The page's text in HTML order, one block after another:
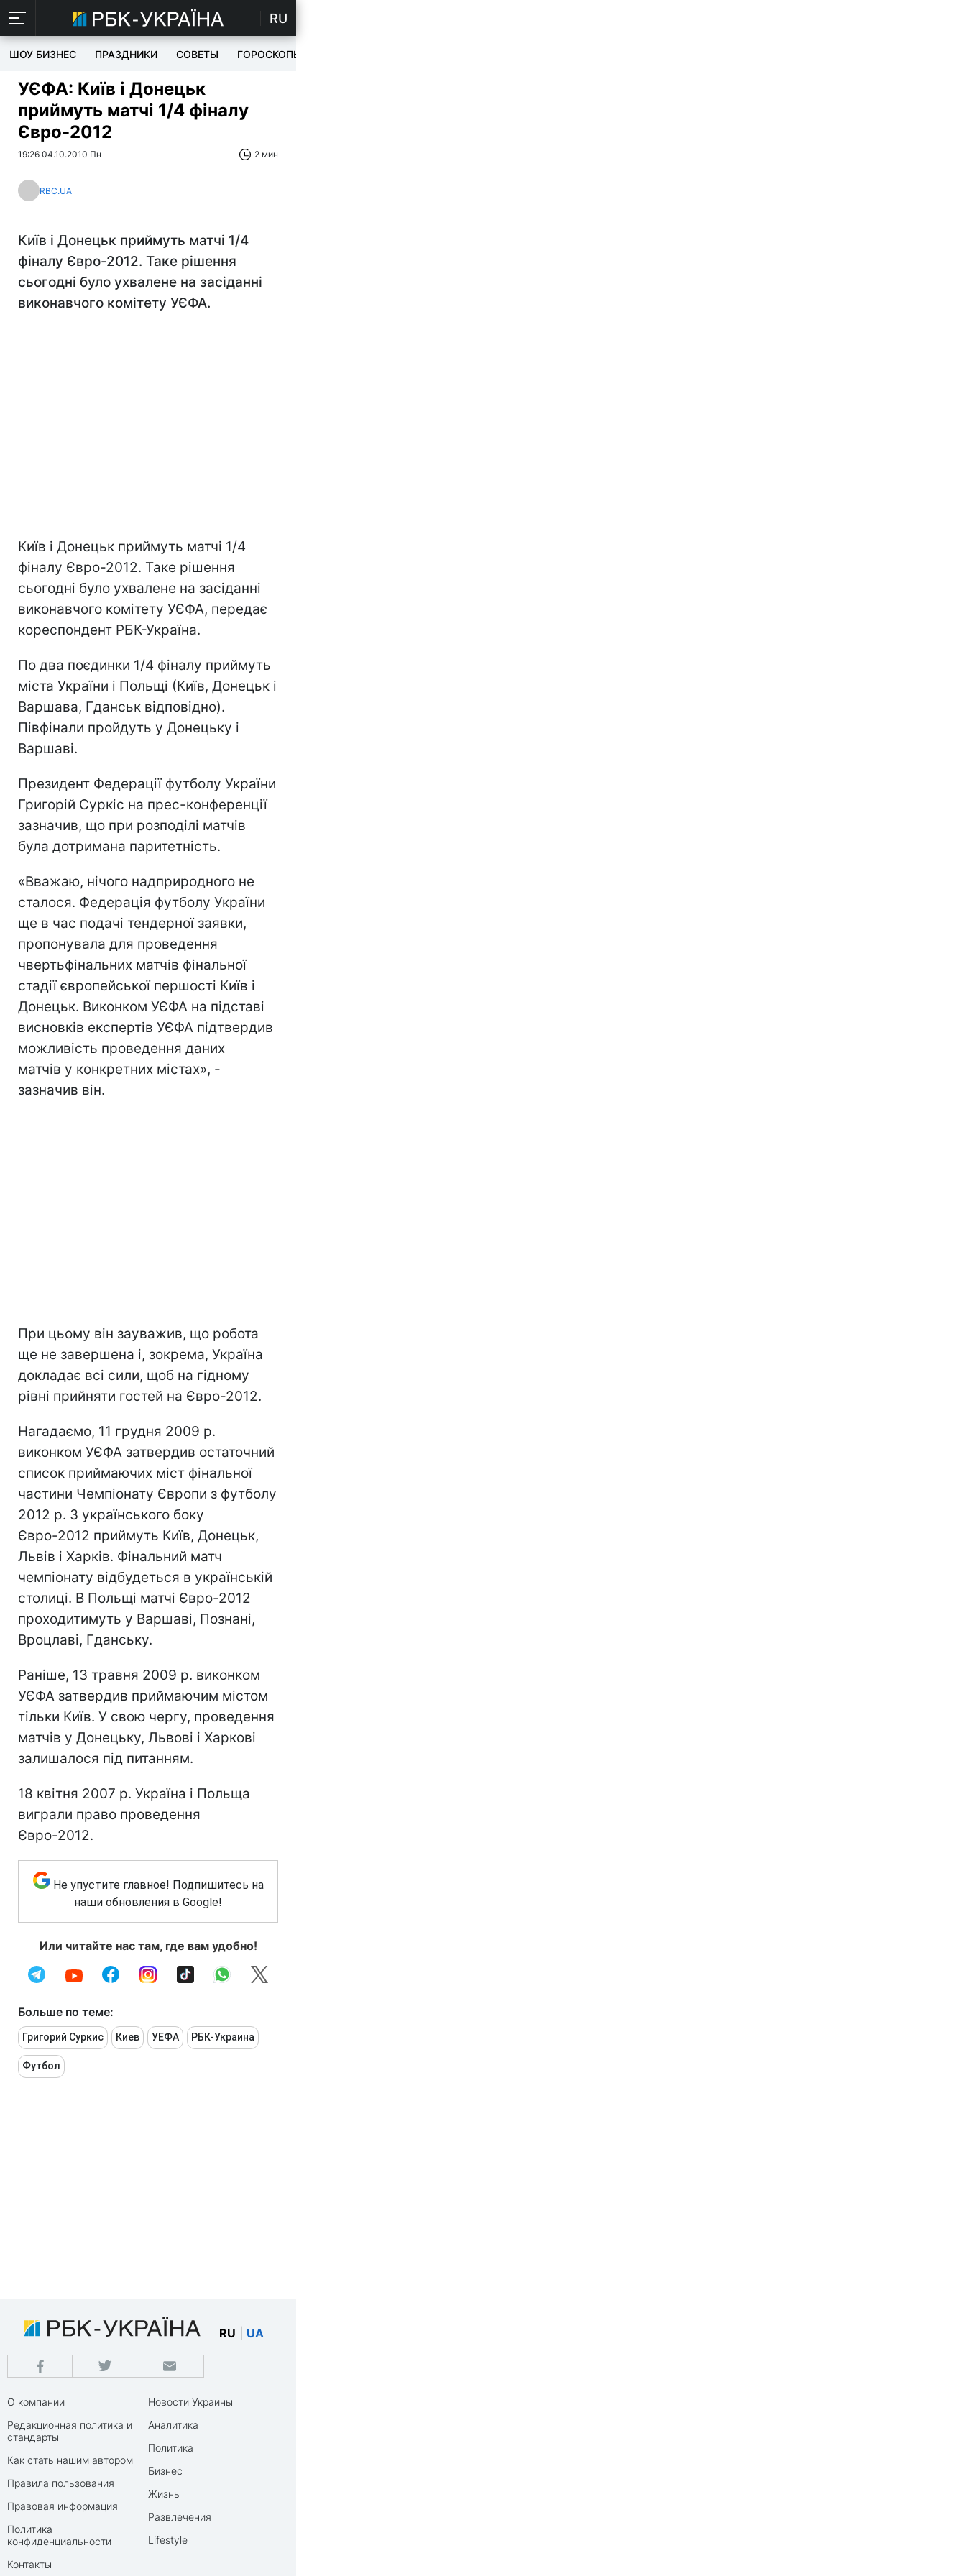
RU
ШОУ БИЗНЕС ПРАЗДНИКИ СОВЕТЫ ГОРОСКОПЫ
УЄФА: Київ і Донецьк
приймуть матчі 1/4 фіналу
Євро-2012
19:26 04.10.2010 Пн 2 мин
RBC.UA
Київ і Донецьк приймуть матчі 1/4
фіналу Євро-2012. Таке рішення
сьогодні було ухвалене на засіданні
виконавчого комітету УЄФА.
Київ і Донецьк приймуть матчі 1/4
фіналу Євро-2012. Таке рішення
сьогодні було ухвалене на засіданні
виконавчого комітету УЄФА, передає
кореспондент РБК-Україна.
По два поєдинки 1/4 фіналу приймуть
міста України і Польщі (Київ, Донецьк і
Варшава, Гданськ відповідно).
Півфінали пройдуть у Донецьку і
Варшаві.
Президент Федерації футболу України
Григорій Суркіс на прес-конференції
зазначив, що при розподілі матчів
була дотримана паритетність.
«Вважаю, нічого надприродного не
сталося. Федерація футболу України
ще в час подачі тендерної заявки,
пропонувала для проведення
чвертьфінальних матчів фінальної
стадії європейської першості Київ і
Донецьк. Виконком УЄФА на підставі
висновків експертів УЄФА підтвердив
можливість проведення даних
матчів у конкретних містах», -
зазначив він.
При цьому він зауважив, що робота
ще не завершена і, зокрема, Україна
докладає всі сили, щоб на гідному
рівні прийняти гостей на Євро-2012.
Нагадаємо, 11 грудня 2009 р.
виконком УЄФА затвердив остаточний
список приймаючих міст фінальної
частини Чемпіонату Європи з футболу
2012 р. З українського боку
Євро-2012 приймуть Київ, Донецьк,
Львів і Харків. Фінальний матч
чемпіонату відбудеться в українській
столиці. В Польщі матчі Євро-2012
проходитимуть у Варшаві, Познані,
Вроцлаві, Гданську.
Раніше, 13 травня 2009 р. виконком
УЄФА затвердив приймаючим містом
тільки Київ. У свою чергу, проведення
матчів у Донецьку, Львові і Харкові
залишалося під питанням.
18 квітня 2007 р. Україна і Польща
виграли право проведення
Євро-2012.
Не упустите главное! Подпишитесь на
наши обновления в Google!
Или читайте нас там, где вам удобно!
Больше по теме:
Григорий Суркис Киев УЕФА РБК-Украина
Футбол
RU UA
О компании
Редакционная политика и
стандарты
Как стать нашим автором
Правила пользования
Правовая информация
Политика
конфиденциальности
Контакты
Новости Украины
Аналитика
Политика
Бизнес
Жизнь
Развлечения
Lifestyle